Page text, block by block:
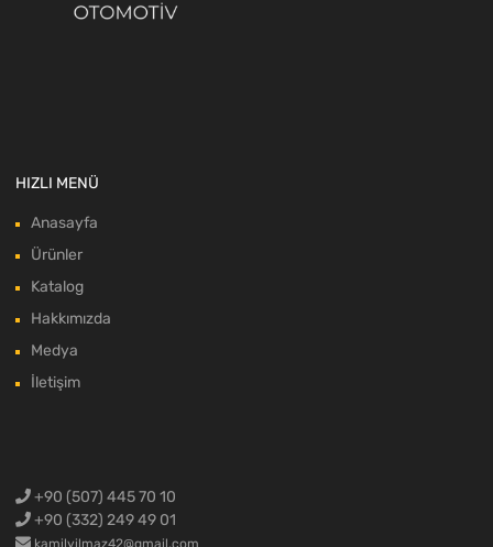
HIZLI MENÜ
Anasayfa
Ürünler
Katalog
Hakkımızda
Medya
İletişim
+90 (507) 445 70 10
+90 (332) 249 49 01
kamilyilmaz42@gmail.com